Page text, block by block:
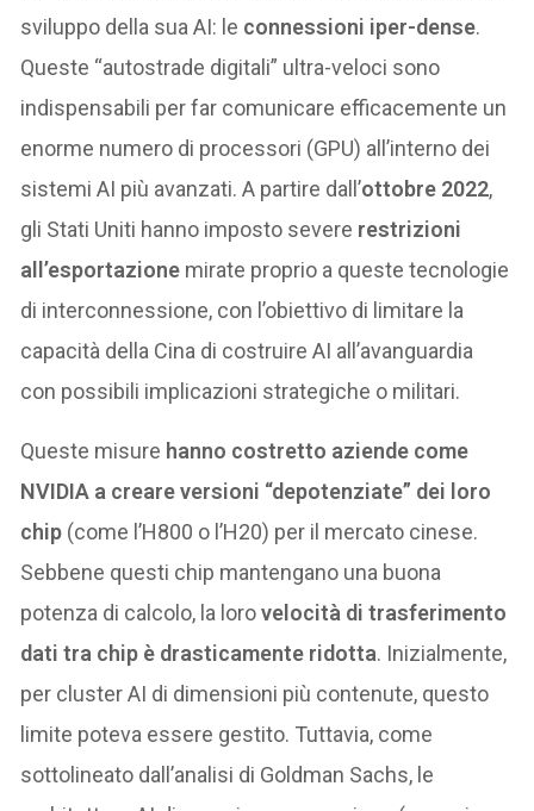
sviluppo della sua AI: le connessioni iper-dense.
Queste “autostrade digitali” ultra-veloci sono
indispensabili per far comunicare efficacemente un
enorme numero di processori (GPU) all’interno dei
sistemi AI più avanzati. A partire dall’ottobre 2022,
gli Stati Uniti hanno imposto severe restrizioni
all’esportazione mirate proprio a queste tecnologie
di interconnessione, con l’obiettivo di limitare la
capacità della Cina di costruire AI all’avanguardia
con possibili implicazioni strategiche o militari.
Queste misure hanno costretto aziende come
NVIDIA a creare versioni “depotenziate” dei loro
chip (come l’H800 o l’H20) per il mercato cinese.
Sebbene questi chip mantengano una buona
potenza di calcolo, la lorovelocità di trasferimento
dati tra chip è drasticamente ridotta. Inizialmente,
per cluster AI di dimensioni più contenute, questo
limite poteva essere gestito. Tuttavia, come
sottolineato dall’analisi di Goldman Sachs, le